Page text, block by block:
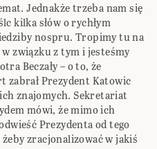
Jednakże trzeba nam się
kilka słów o rychłym
nospru. Tropimy tu na
związku z tym i jesteśmy
Beczały – o to, że
zabrał Prezydent Katowic
znajomych. Sekretariat
mówi, że mimo ich
Prezydenta od tego
żeby zracjonalizować w jakiś